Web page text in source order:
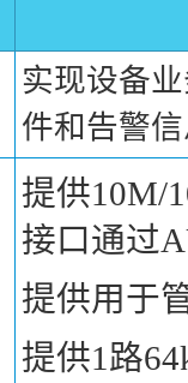
实现设备
件和告警
提供10M/
接口通过
提供用于
提供1路